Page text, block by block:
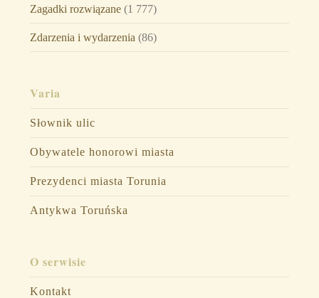
Zagadki rozwiązane(1 777)
Zdarzenia i wydarzenia (86)
Varia
Słownik ulic
Obywatele honorowi miasta
Prezydenci miasta Torunia
Antykwa Toruńska
O serwisie
Kontakt